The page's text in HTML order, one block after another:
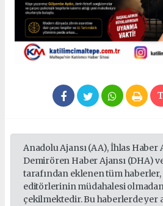
Anadolu Ajansı (AA), İhlas Haber
Demirören Haber Ajansı (DHA)
tarafından eklenen tüm
editörlerinin müdahalesi
çekilmektedir. Bu haberlerde yer